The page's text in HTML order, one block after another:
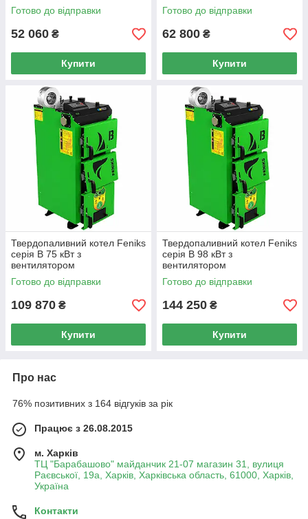
Готово до відправки
52 060 ₴
Купити
Готово до відправки
62 800 ₴
Купити
Твердопаливний котел Feniks
серія B 75 кВт з
вентилятором
Готово до відправки
109 870 ₴
Купити
Твердопаливний котел Feniks
серія B 98 кВт з
вентилятором
Готово до відправки
144 250 ₴
Купити
Про нас
76% позитивних з 164 відгуків за рік
Працює з 26.08.2015
м. Харків
ТЦ "Барабашово" майданчик 21-07 магазин 31, вулиця
Раєвської, 19а, Харків, Харківська область, 61000, Харків,
Україна
Контакти